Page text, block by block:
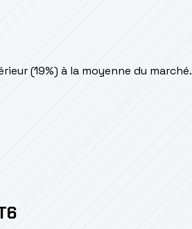
(19%) à la moyenne du marché.